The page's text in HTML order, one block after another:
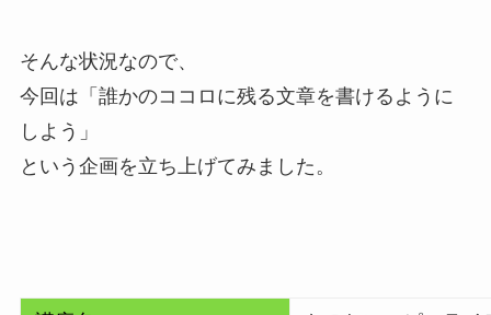
そんな状況なので、
今回は「誰かのココロに残る文章を書けるように
しよう」
という企画を立ち上げてみました。